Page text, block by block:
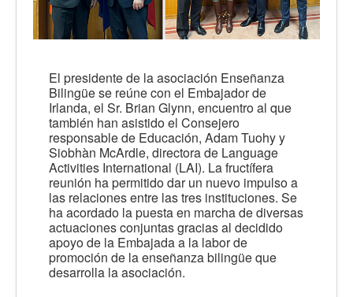
El presidente de la asociación Enseñanza
Bilingüe se reúne con el Embajador de
Irlanda, el Sr. Brian Glynn, encuentro al que
también han asistido el Consejero
responsable de Educación, Adam Tuohy y
Siobhàn McArdle, directora de Language
Activities International (LAI). La fructífera
reunión ha permitido dar un nuevo impulso a
las relaciones entre las tres instituciones. Se
ha acordado la puesta en marcha de diversas
actuaciones conjuntas gracias al decidido
apoyo de la Embajada a la labor de
promoción de la enseñanza bilingüe que
desarrolla la asociación.